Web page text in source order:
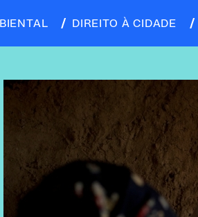
DIREITO À CIDADE